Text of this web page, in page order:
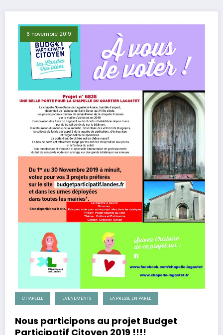
6 novembre 2019
CHAPELLE EVENEMENTS LA PRESSE EN PARLE
Nous participons au projet Budget
Participatif Citoyen 2019 !!!!